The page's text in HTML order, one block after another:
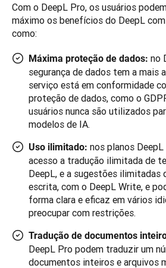
Com o DeepL Pro, os usuários
máximo os benefícios do DeepL
como:
Máxima proteção de dados: no
segurança de dados tem a mais
serviço está em conformidade
proteção de dados, como o
usuários nunca são utilizados
modelos de IA.
Uso ilimitado: nos planos
acesso a tradução ilimitada de
DeepL, e a sugestões ilimitadas
escrita, com o DeepL Write, e
forma clara e eficaz em vários
preocupar com restrições.
Tradução de documentos
DeepL Pro podem traduzir um
documentos inteiros e arquivos